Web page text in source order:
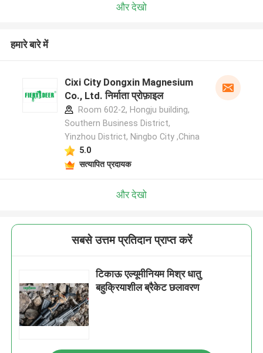
और देखो
हमारे बारे में
Cixi City Dongxin Magnesium
Co., Ltd. निर्माता प्रोफ़ाइल
Room 602-2, Hongju building,
Southern Business District,
Yinzhou District, Ningbo City ,China
5.0
सत्यापित प्रदायक
और देखो
सबसे उत्तम प्रतिदान प्राप्त करें
टिकाऊ एल्यूमीनियम मिश्र धातु
बहुक्रियाशील ब्रैकेट छलावरण